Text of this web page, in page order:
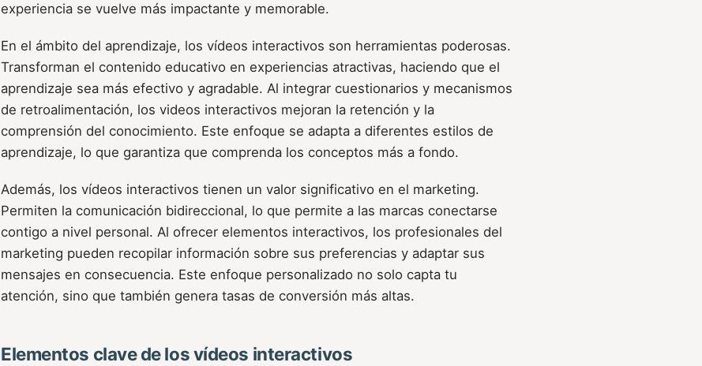
experiencia se vuelve más impactante y memorable.
En el ámbito del aprendizaje, los vídeos interactivos son herramientas poderosas.
Transforman el contenido educativo en experiencias atractivas, haciendo que el
aprendizaje sea más efectivo y agradable. Al integrar cuestionarios y mecanismos
de retroalimentación, los videos interactivos mejoran la retención y la
comprensión del conocimiento. Este enfoque se adapta a diferentes estilos de
aprendizaje, lo que garantiza que comprenda los conceptos más a fondo.
Además, los vídeos interactivos tienen un valor significativo en el marketing.
Permiten la comunicación bidireccional, lo que permite a las marcas conectarse
contigo a nivel personal. Al ofrecer elementos interactivos, los profesionales del
marketing pueden recopilar información sobre sus preferencias y adaptar sus
mensajes en consecuencia. Este enfoque personalizado no solo capta tu
atención, sino que también genera tasas de conversión más altas.
Elementos clave de los vídeos interactivos